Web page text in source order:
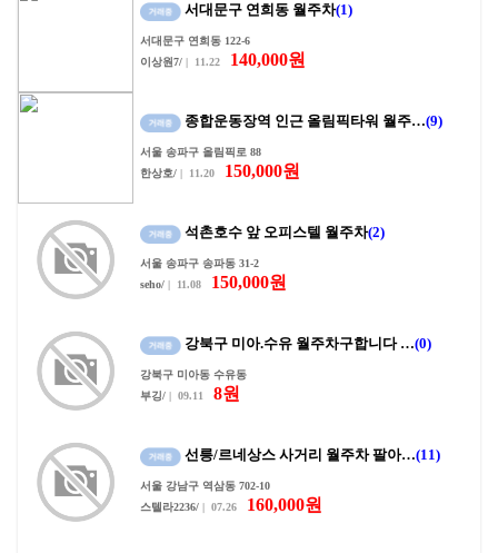
서대문구 연희동 월주차(1)
서대문구 연희동 122-6
이상원7/ | 11.22 140,000원
종합운동장역 인근 올림픽타워 월주…(9)
서울 송파구 올림픽로 88
한상호/ | 11.20 150,000원
석촌호수 앞 오피스텔 월주차(2)
서울 송파구 송파동 31-2
seho/ | 11.08 150,000원
강북구 미아.수유 월주차구합니다 …(0)
강북구 미아동 수유동
부깅/ | 09.11 8원
선릉/르네상스 사거리 월주차 팔아…(11)
서울 강남구 역삼동 702-10
스텔라2236/ | 07.26 160,000원